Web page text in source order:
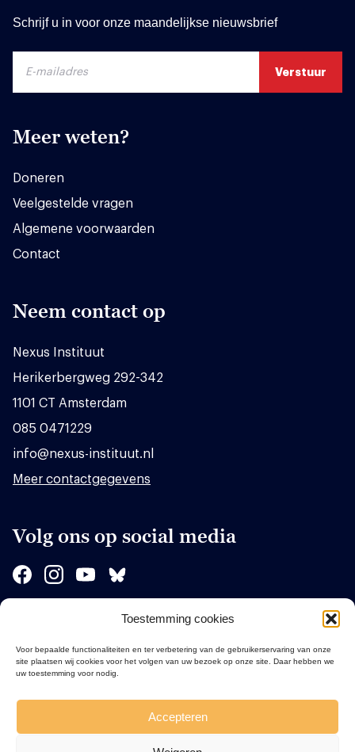
Toestemming cookies
Voor bepaalde functionaliteiten en ter verbetering van de gebruikerservaring van onze
site plaatsen wij cookies voor het volgen van uw bezoek op onze site. Daar hebben we
uw toestemming voor nodig.
Accepteren
Schrijf u in voor onze maandelijkse nieuwsbrief
Meer weten?
Doneren
Veelgestelde vragen
Algemene voorwaarden
Contact
Neem contact op
Nexus Instituut
Herikerbergweg 292-342
1101 CT Amsterdam
085 0471229
info@nexus-instituut.nl
Meer contactgegevens
Volg ons op social media